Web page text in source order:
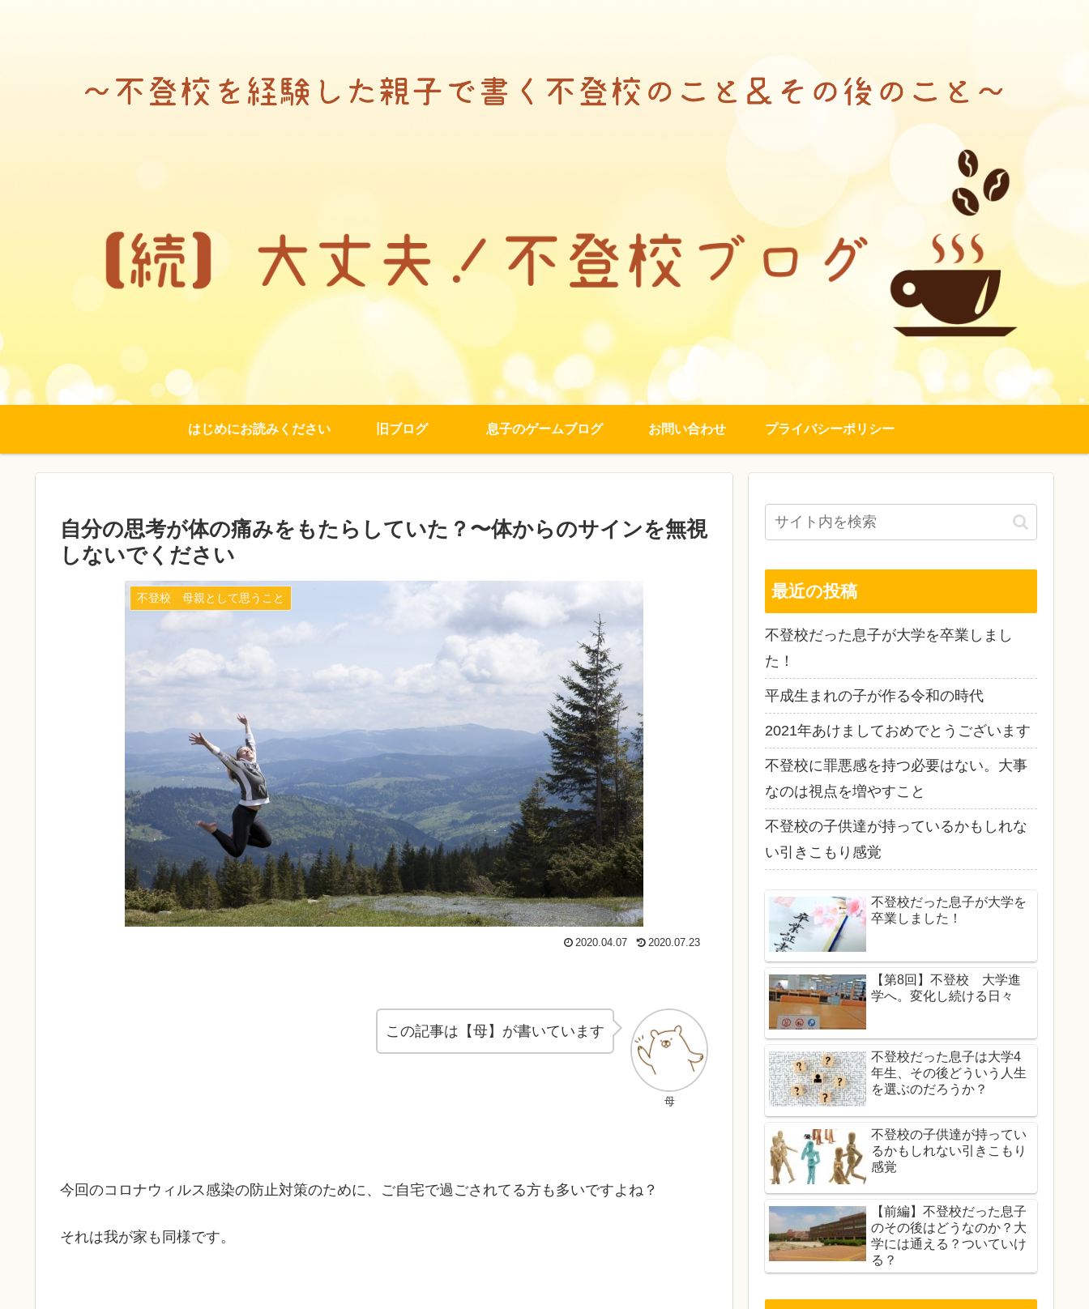
はじめにお読みください 旧ブログ 息子のゲームブログ お問い合わせ プライバシーポリシー
自分の思考が体の痛みをもたらしていた？〜体からのサインを無視
しないでください
不登校 母親として思うこと
2020.04.07 2020.07.23
母
この記事は【母】が書いています
今回のコロナウィルス感染の防止対策のために、ご自宅で過ごされてる方も多いですよね？
それは我が家も同様です。
最近の投稿
不登校だった息子が大学を卒業しまし
た！
平成生まれの子が作る令和の時代
2021年あけましておめでとうございます
不登校に罪悪感を持つ必要はない。大事
なのは視点を増やすこと
不登校の子供達が持っているかもしれな
い引きこもり感覚
不登校だった息子が大学を
卒業しました！
【第8回】不登校 大学進
学へ。変化し続ける日々
不登校だった息子は大学4
年生、その後どういう人生
を選ぶのだろうか？
不登校の子供達が持ってい
るかもしれない引きこもり
感覚
【前編】不登校だった息子
のその後はどうなのか？大
学には通える？ついていけ
る？